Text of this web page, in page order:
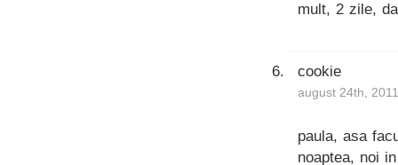
mult, 2 zile,
cookie
august 24th,
paula, asa
noaptea, noi